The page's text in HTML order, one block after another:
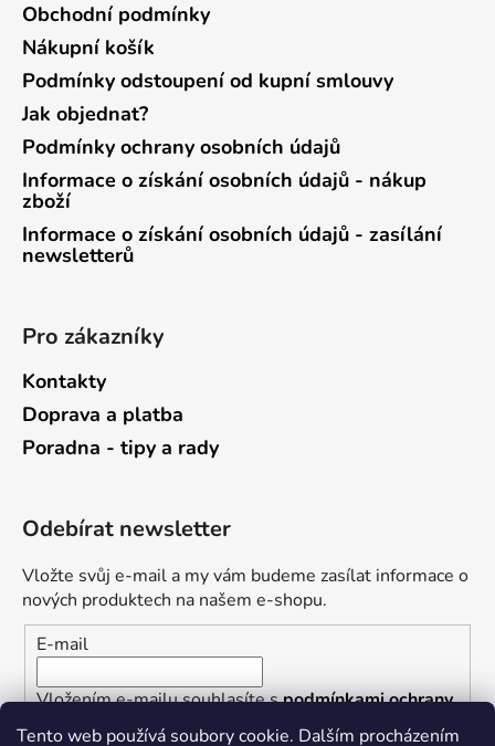
Tento web používá soubory cookie. Dalším procházením
Obchodní podmínky
Nákupní košík
Podmínky odstoupení od kupní smlouvy
Jak objednat?
Podmínky ochrany osobních údajů
Informace o získání osobních údajů - nákup
zboží
Informace o získání osobních údajů - zasílání
newsletterů
Pro zákazníky
Kontakty
Doprava a platba
Poradna - tipy a rady
Odebírat newsletter
Vložte svůj e-mail a my vám budeme zasílat informace o
nových produktech na našem e-shopu.
E-mail
Vložením e-mailu souhlasíte spodmínkami ochrany
osobních údajů